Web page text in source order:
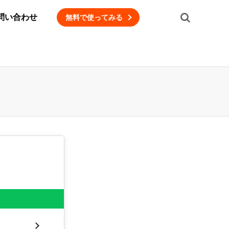
い合わせ 無料で使ってみる